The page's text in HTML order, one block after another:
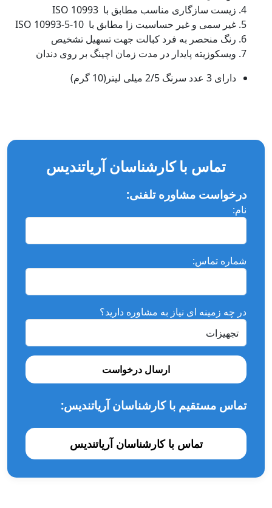
زیست سازگاری مناسب مطابق با ISO 10993
غیر سمی و غیر حساسیت زا مطابق با ISO 10993-5-10
رنگ منحصر به فرد کبالت جهت تسهیل تشخیص
ویسکوزیته پایدار در مدت زمان اچینگ بر روی دندان
دارای 3 عدد سرنگ 2/5 میلی لیتر(10 گرم)
تماس با کارشناسان آریاتندیس
درخواست مشاوره تلفنی:
نام:
شماره تماس:
در چه زمینه ای نیاز به مشاوره دارید؟
ارسال درخواست
تماس مستقیم با کارشناسان آریاتندیس:
تماس با کارشناسان آریاتندیس